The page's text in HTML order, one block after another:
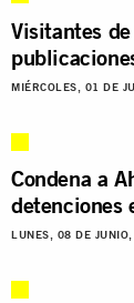
Visitantes
MIÉRCOLES, 01 DE
Condena a
detenciones
LUNES, 08 DE